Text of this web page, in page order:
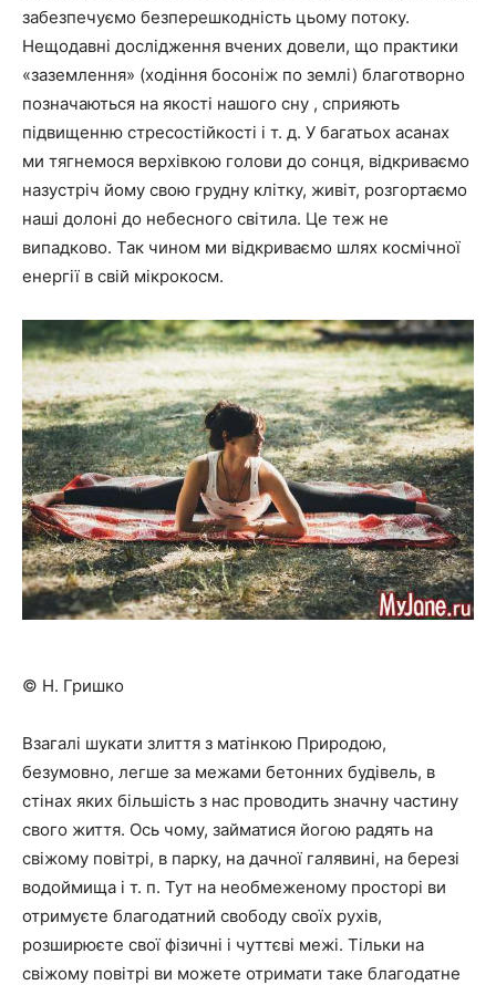
забезпечуємо безперешкодність цьому потоку.
Нещодавні дослідження вчених довели, що практики
«заземлення» (ходіння босоніж по землі) благотворно
позначаються на якості нашого сну , сприяють
підвищенню стресостійкості і т. д. У багатьох асанах
ми тягнемося верхівкою голови до сонця, відкриваємо
назустріч йому свою грудну клітку, живіт, розгортаємо
наші долоні до небесного світила. Це теж не
випадково. Так чином ми відкриваємо шлях космічної
енергії в свій мікрокосм.
© Н. Гришко
Взагалі шукати злиття з матінкою Природою,
безумовно, легше за межами бетонних будівель, в
стінах яких більшість з нас проводить значну частину
свого життя. Ось чому, займатися йогою радять на
свіжому повітрі, в парку, на дачної галявині, на березі
водоймища і т. п. Тут на необмеженому просторі ви
отримуєте благодатний свободу своїх рухів,
розширюєте свої фізичні і чуттєві межі. Тільки на
свіжому повітрі ви можете отримати таке благодатне